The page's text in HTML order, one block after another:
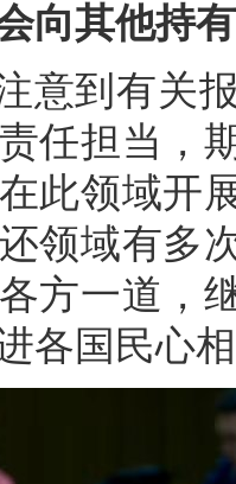
向其他持
意到有关
任担当，
此领域开
领域有多
方一道，
各国民心